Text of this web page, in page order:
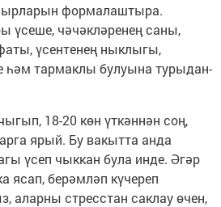
формалаштыра.
үсеше, чәчәкләренең саны,
үсентенең ныклыгы,
тармаклы булуына турыдан-
18-20 көн үткәннән соң,
ярый. Бу вакытта анда
үсеп чыккан була инде. Әгәр
ясап, берәмләп күчереп
аларны стресстан саклау өчен,